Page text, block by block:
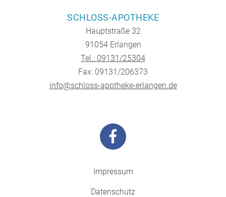
SCHLOSS-APOTHEKE
Hauptstraße 32
91054 Erlangen
Tel.: 09131/25304
Fax: 09131/206373
info@schloss-apotheke-erlangen.de
Impressum
Datenschutz